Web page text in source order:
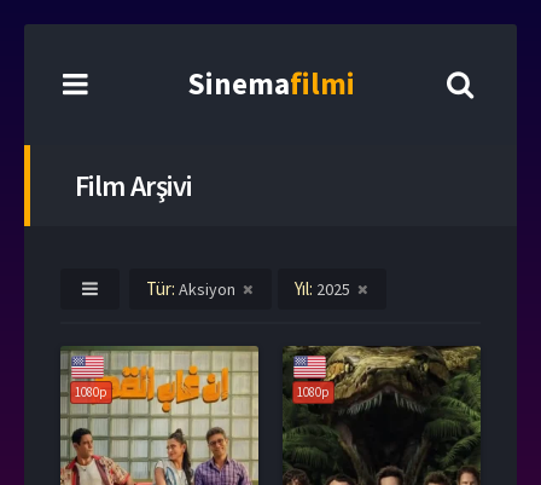
Sinemafilmi
Film Arşivi
Tür: Aksiyon Yıl: 2025
1080p 1080p